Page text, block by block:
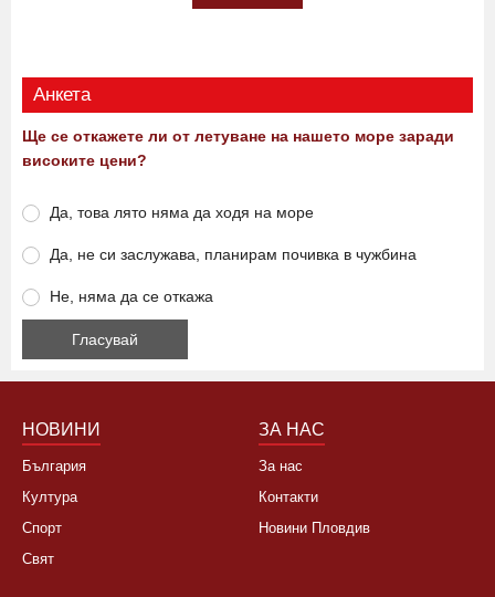
Анкета
Ще се откажете ли от летуване на нашето море заради
високите цени?
Да, това лято няма да ходя на море
Да, не си заслужава, планирам почивка в чужбина
Не, няма да се откажа
НОВИНИ
България
Култура
Спорт
Свят
ЗА НАС
За нас
Контакти
Новини Пловдив